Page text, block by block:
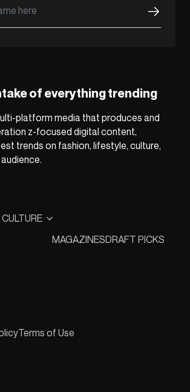
of everything trending
platform media that produces and
z-focused digital content,
trends on fashion, lifestyle, culture,
MAGAZINESDRAFT PICKS
Terms of Use